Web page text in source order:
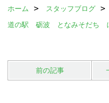
ホーム
スタッフブログ
道の駅 砺波 となみそだち に
前の記事